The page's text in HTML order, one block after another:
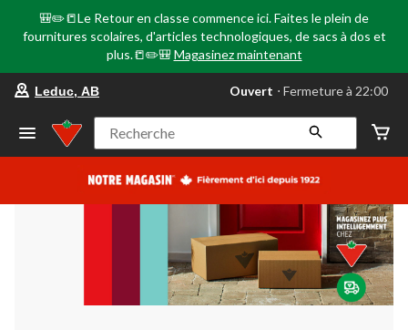
🎒✏️📒Le Retour en classe commence ici. Faites le plein de
fournitures scolaires, d'articles technologiques, de sacs à dos et
plus.📒✏️🎒 Magasinez maintenant
votre
préféré
Leduc,
AB,
courament
Fermeture
à
22:00
cliquer
pour
changer
Leduc, AB Ouvert ⋅ Fermeture à 22:00
Recherche